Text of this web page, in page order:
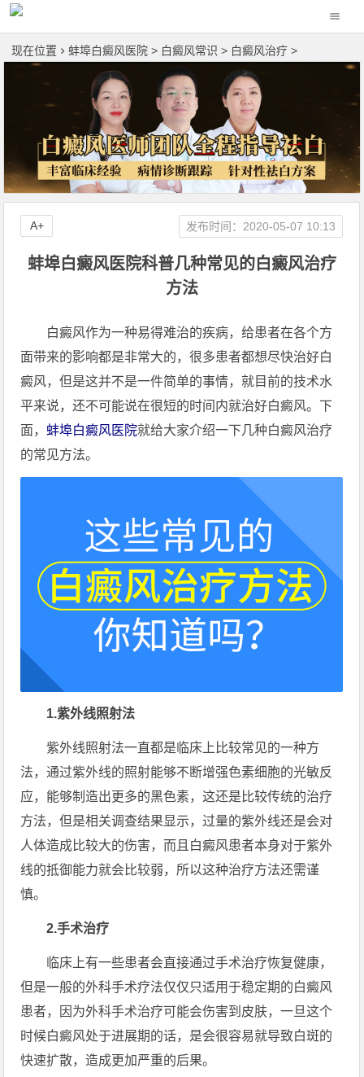
现在位置 蚌埠白癜风医院 > 白癜风常识 > 白癜风治疗 >
蚌埠白癜风医院科普几种常见的白癜风治疗
方法
发布时间：2020-05-07 10:13
A+
白癜风作为一种易得难治的疾病，给患者在各个方
面带来的影响都是非常大的，很多患者都想尽快治好白
癜风，但是这并不是一件简单的事情，就目前的技术水
平来说，还不可能说在很短的时间内就治好白癜风。下
面， 蚌埠白癜风医院就给大家介绍一下几种白癜风治疗
的常见方法。
1.紫外线照射法
紫外线照射法一直都是临床上比较常见的一种方
法，通过紫外线的照射能够不断增强色素细胞的光敏反
应，能够制造出更多的黑色素，这还是比较传统的治疗
方法，但是相关调查结果显示，过量的紫外线还是会对
人体造成比较大的伤害，而且白癜风患者本身对于紫外
线的抵御能力就会比较弱，所以这种治疗方法还需谨
慎。
2.手术治疗
临床上有一些患者会直接通过手术治疗恢复健康，
但是一般的外科手术疗法仅仅只适用于稳定期的白癜风
患者，因为外科手术治疗可能会伤害到皮肤，一旦这个
时候白癜风处于进展期的话，是会很容易就导致白斑的
快速扩散，造成更加严重的后果。